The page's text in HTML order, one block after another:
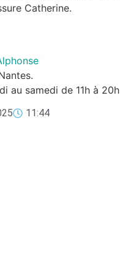
Catherine.
au samedi de 11h à 20h
11:44